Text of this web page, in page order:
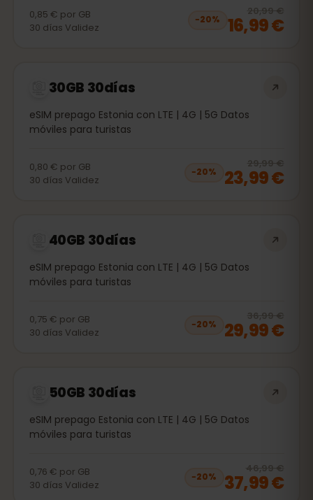
0,85 € por GB
30 días Validez
−20%
20,99 €
16,99 €
30GB 30días
eSIM prepago Estonia con LTE | 4G | 5G Datos
móviles para turistas
0,80 € por GB
30 días Validez
−20%
29,99 €
23,99 €
40GB 30días
eSIM prepago Estonia con LTE | 4G | 5G Datos
móviles para turistas
0,75 € por GB
30 días Validez
−20%
36,99 €
29,99 €
50GB 30días
eSIM prepago Estonia con LTE | 4G | 5G Datos
móviles para turistas
0,76 € por GB
30 días Validez
−20%
46,99 €
37,99 €